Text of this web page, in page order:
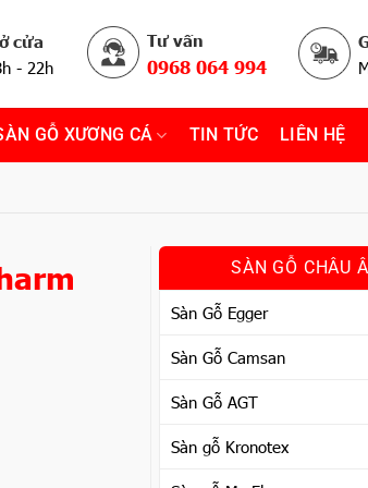
cửa
- 22h
Tư vấn
0968 064 994
GỖ XƯƠNG CÁ TIN TỨC LIÊN HỆ
SÀN GỖ CHÂU
Sàn Gỗ Egger
Sàn Gỗ Camsan
Sàn Gỗ AGT
Sàn gỗ Kronotex